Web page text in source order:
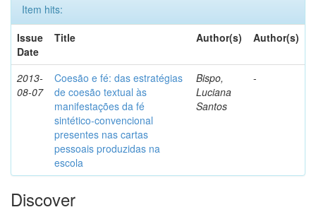
Item hits:
Issue
Date
Title Author(s) Author(s)
2013-
08-07
Coesão e fé: das estratégias
de coesão textual às
manifestações da fé
sintético-convencional
presentes nas cartas
pessoais produzidas na
escola
Bispo,
Luciana
Santos
-
Discover